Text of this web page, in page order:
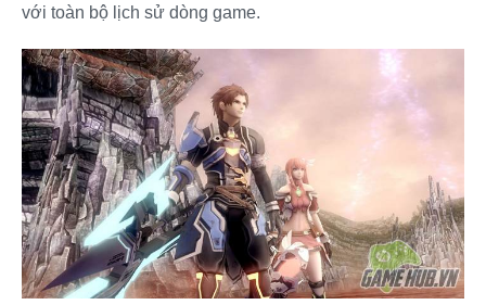
với toàn bộ lịch sử dòng game.